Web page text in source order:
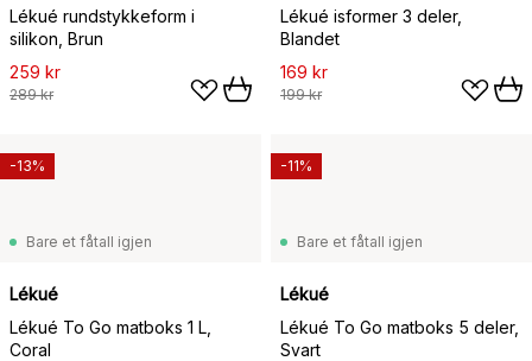
Lékué rundstykkeform i
silikon, Brun
259 kr
289 kr
Lékué isformer 3 deler,
Blandet
169 kr
199 kr
Bare et fåtall igjen
Lékué
Lékué To Go matboks 1 L,
Coral
-13%
Bare et fåtall igjen
Lékué
Lékué To Go matboks 5 deler,
Svart
-11%